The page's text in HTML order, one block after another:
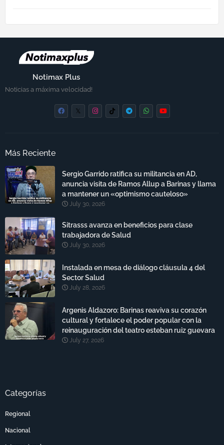
Notimax Plus
Noticias a máxima velocidad!
Más Reciente
Sergio Garrido ratifica su militancia en AD,
anuncia visita de Ramos Allup a Barinas y llama
a mantener un «optimismo cauteloso»
July 30, 2026
Sitrasss avanza en beneficios para clase
trabajadora de Salud
July 30, 2026
Instalada en mesa de diálogo cláusula 4 del
Sector Salud
July 28, 2026
Argenis Aldazoro: Barinas reaviva su corazón
cultural y fortalece el poder popular con la
reinauguración del teatro esteban ruiz guevara
July 27, 2026
Categorías
Regional
Nacional